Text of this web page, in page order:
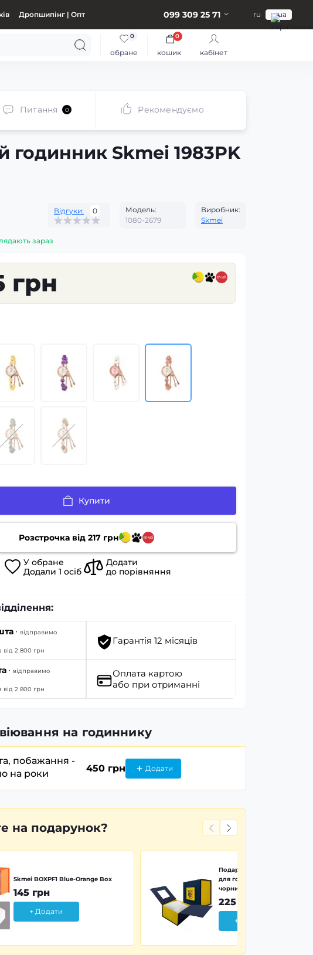
Дропшипінг | Опт 099 309 25 71 ru ua
обране
0
кошик
0
кабінет
Питання 0 Рекомендуємо
годинник Skmei 1983PK
Відгуки: 0
Модель:
1080-2679
Виробник:
Skmei
зараз
грн
Купити
Розстрочка від 217грн
У обране
Додали 1 осіб
Додати
до порівняння
· відправимо
від 2 800 грн
· відправимо
від 2 800 грн
Гарантія 12 місяців
Оплата картою
або при отриманні
на годиннику
побажання -
на роки
450 грн Додати
на подарунок?
Skmei BOXPF1 Blue-Orange Box
145 грн
+ Додати
Подарункова картонна
для годинника синьо-жовта
чорним тризубом
225 грн
+ Додати